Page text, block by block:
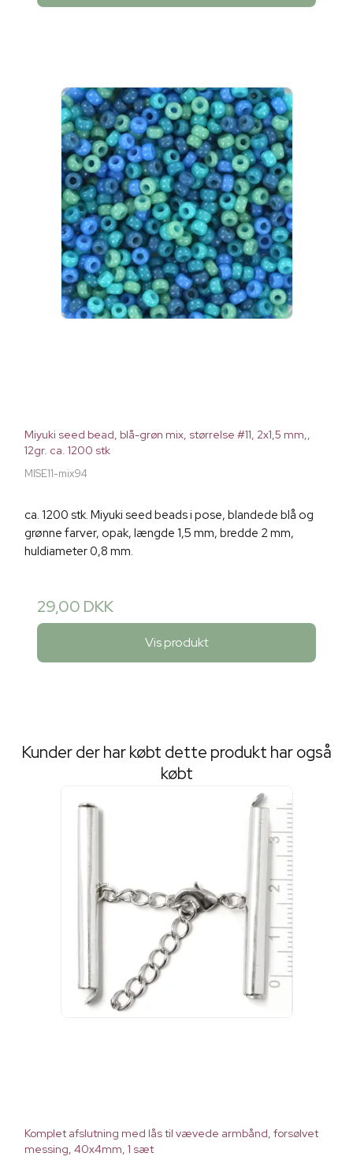
Miyuki seed bead, blå-grøn mix, størrelse #11, 2x1,5 mm,,
12gr. ca. 1200 stk
MISE11-mix94
ca. 1200 stk. Miyuki seed beads i pose, blandede blå og
grønne farver, opak, længde 1,5 mm, bredde 2 mm,
huldiameter 0,8 mm.
29,00 DKK
Vis produkt
Kunder der har købt dette produkt har også
købt
Komplet afslutning med lås til vævede armbånd, forsølvet
messing, 40x4mm, 1 sæt